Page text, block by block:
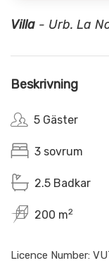
Villa - Urb. La
Beskrivning
5 Gäster
3 sovrum
2.5 Badkar
200 m2
Licence Number: